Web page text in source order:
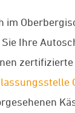
im
Ihre
zertifizierte